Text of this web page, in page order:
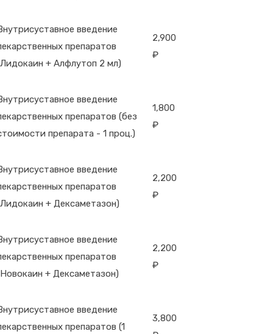
введение
препаратов
+ Алфлутоп 2 мл)
2,900
₽
введение
препаратов (без
препарата - 1 проц.)
1,800
₽
введение
препаратов
+ Дексаметазон)
2,200
₽
введение
препаратов
+ Дексаметазон)
2,200
₽
введение
препаратов (1
3,800